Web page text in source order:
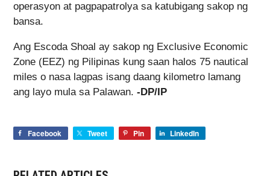
operasyon at pagpapatrolya sa katubigang sakop ng
bansa.
Ang Escoda Shoal ay sakop ng Exclusive Economic
Zone (EEZ) ng Pilipinas kung saan halos 75 nautical
miles o nasa lagpas isang daang kilometro lamang
ang layo mula sa Palawan. -DP/IP
Facebook Tweet Pin LinkedIn